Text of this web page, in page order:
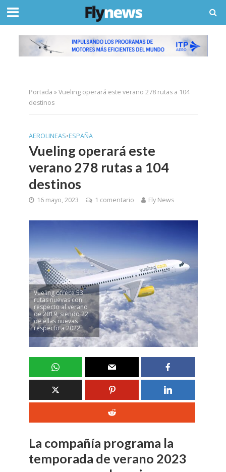
Portada »Vueling operará este verano 278 rutas a 104
destinos
AEROLINEAS•ESPAÑA
Vueling operará este
verano 278 rutas a 104
destinos
16 mayo, 2023 1 comentario Fly News
Vueling ofrece 53
rutas nuevas con
respecto al verano
de 2019, siendo 22
de ellas nuevas
respecto a 2022.
La compañía programa la
temporada de verano 2023